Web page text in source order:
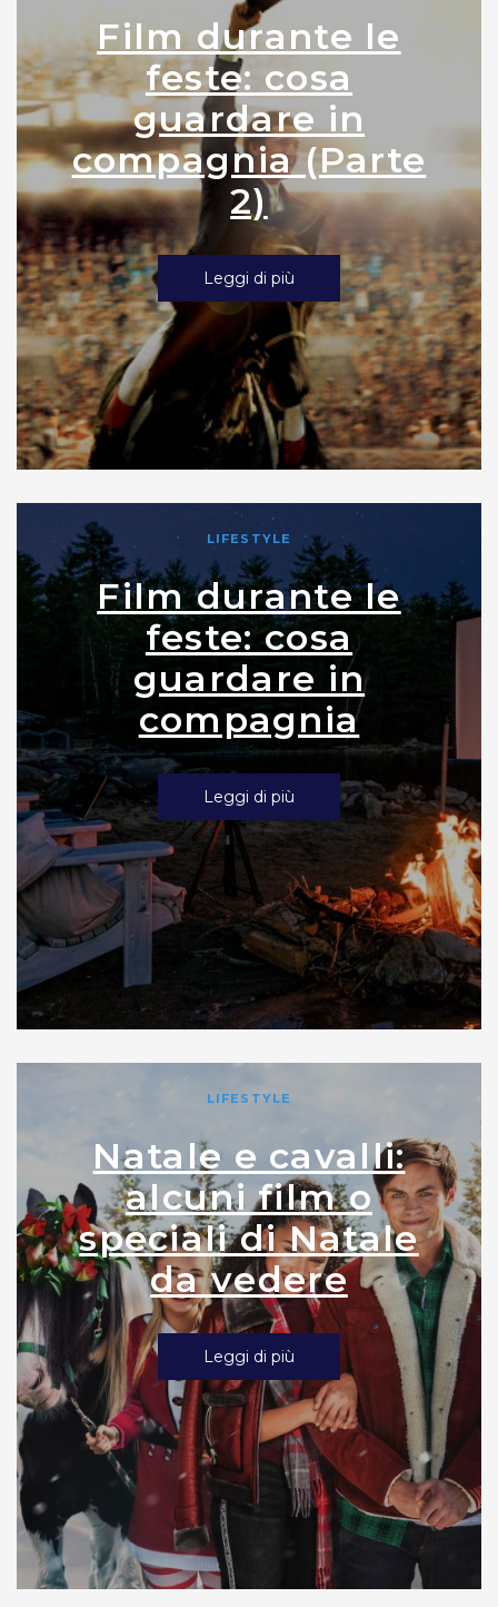
Film durante le
feste: cosa
guardare in
compagnia (Parte
2)
Leggi di più
LIFESTYLE
Film durante le
feste: cosa
guardare in
compagnia
Leggi di più
LIFESTYLE
Natale e cavalli:
alcuni film o
speciali di Natale
da vedere
Leggi di più